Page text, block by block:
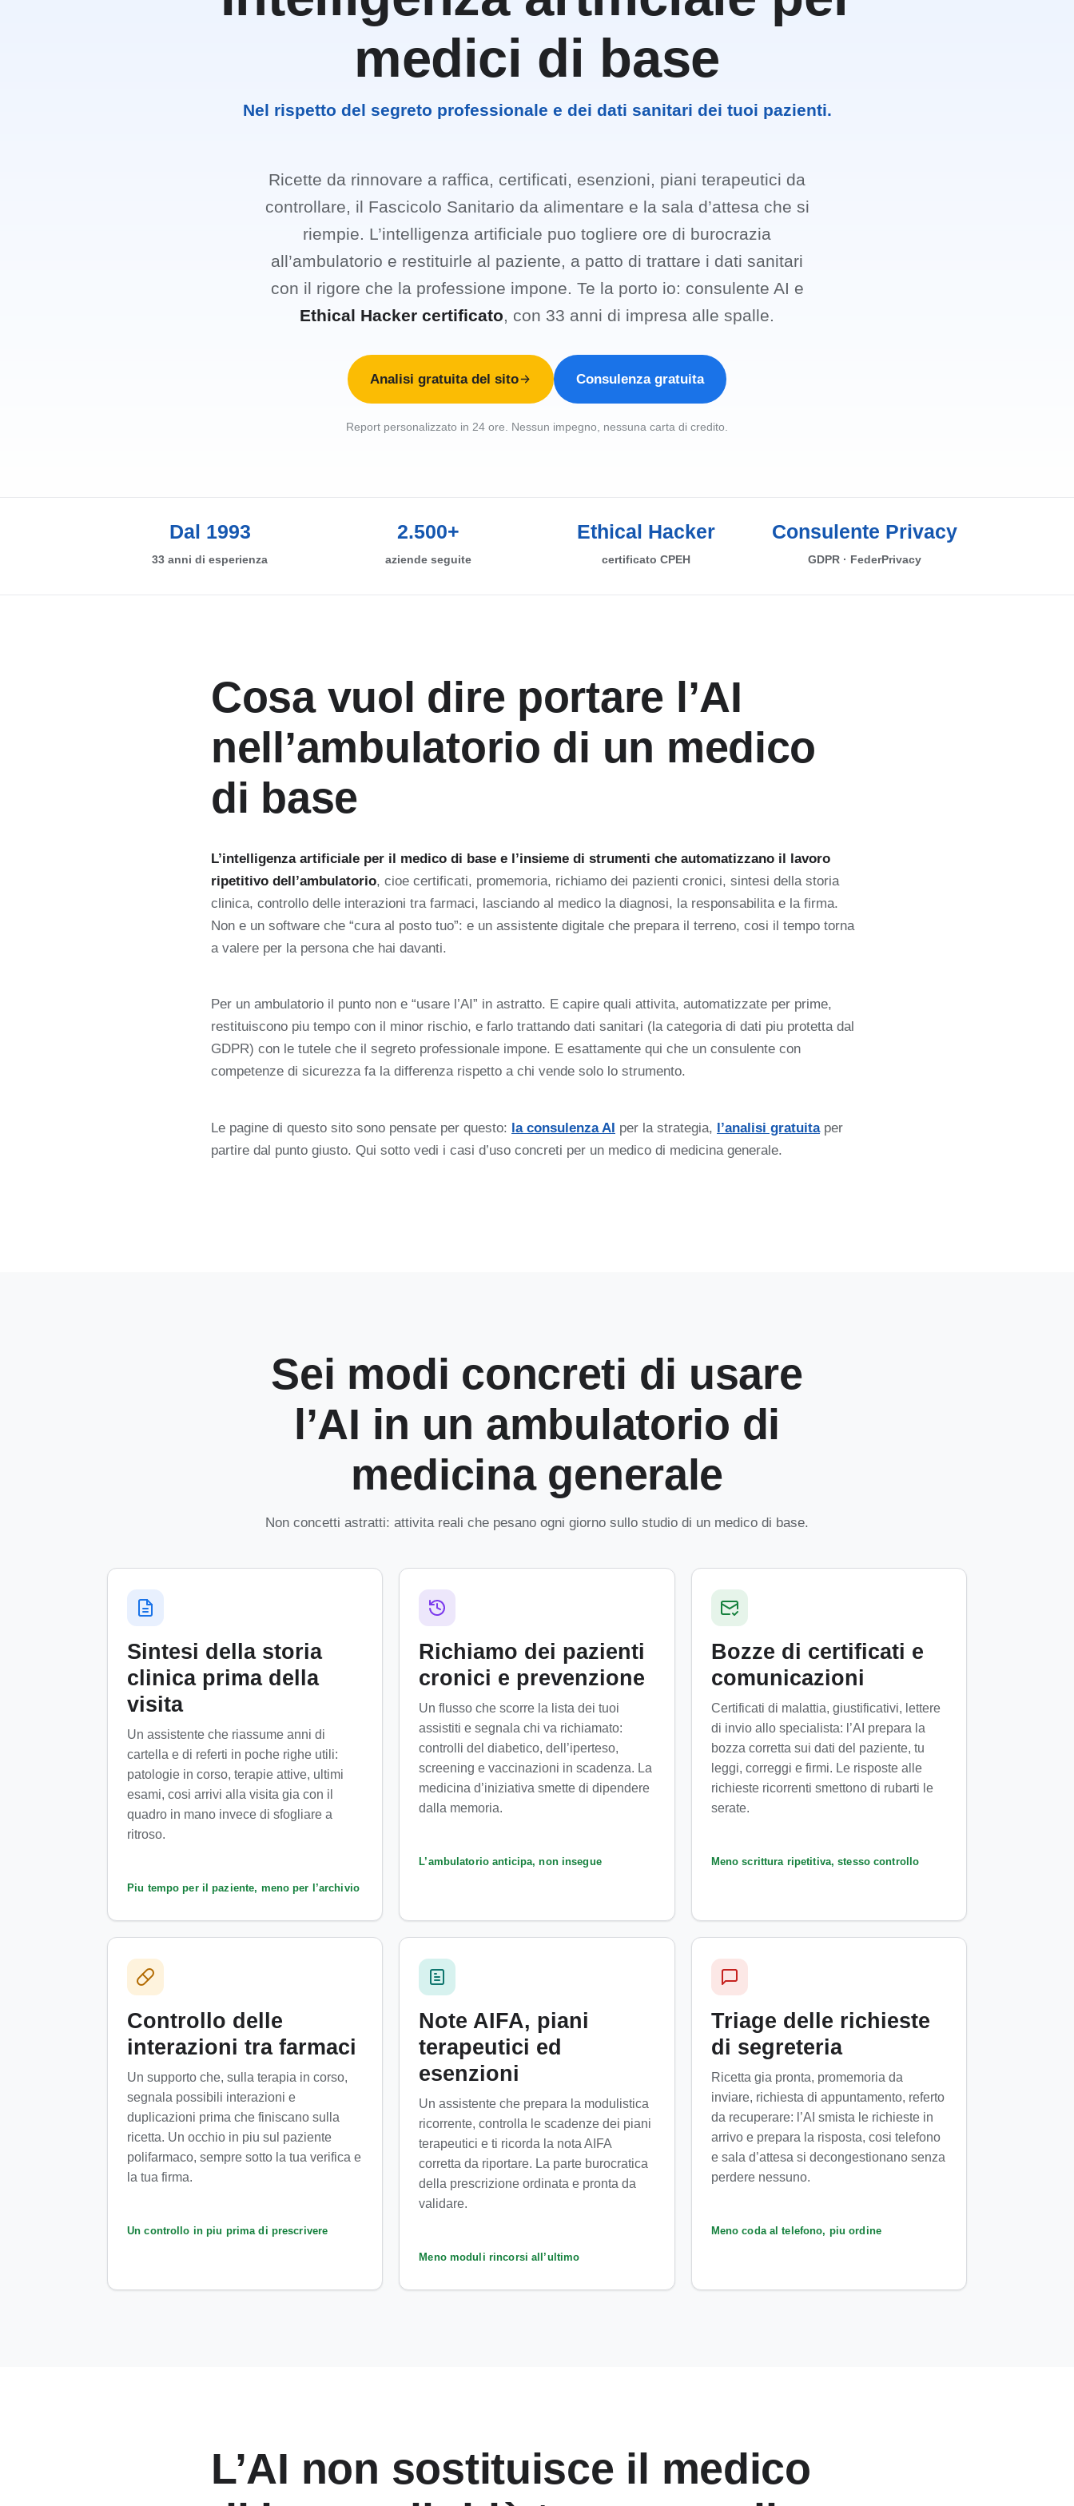
medici di base
Nel rispetto del segreto professionale e dei dati sanitari dei tuoi pazienti.
Ricette da rinnovare a raffica, certificati, esenzioni, piani terapeutici da
controllare, il Fascicolo Sanitario da alimentare e la sala d’attesa che si
riempie. L’intelligenza artificiale puo togliere ore di burocrazia
all’ambulatorio e restituirle al paziente, a patto di trattare i dati sanitari
con il rigore che la professione impone. Te la porto io: consulente AI e
Ethical Hacker certificato, con 33 anni di impresa alle spalle.
Analisi gratuita del sito Consulenza gratuita
Report personalizzato in 24 ore. Nessun impegno, nessuna carta di credito.
Dal 1993
33 anni di esperienza
2.500+
aziende seguite
Ethical Hacker
certificato CPEH
Consulente Privacy
GDPR · FederPrivacy
Cosa vuol dire portare l’AI
nell’ambulatorio di un medico
di base
L’intelligenza artificiale per il medico di base e l’insieme di strumenti che automatizzano il lavoro
ripetitivo dell’ambulatorio, cioe certificati, promemoria, richiamo dei pazienti cronici, sintesi della storia
clinica, controllo delle interazioni tra farmaci, lasciando al medico la diagnosi, la responsabilita e la firma.
Non e un software che “cura al posto tuo”: e un assistente digitale che prepara il terreno, cosi il tempo torna
a valere per la persona che hai davanti.
Per un ambulatorio il punto non e “usare l’AI” in astratto. E capire quali attivita, automatizzate per prime,
restituiscono piu tempo con il minor rischio, e farlo trattando dati sanitari (la categoria di dati piu protetta dal
GDPR) con le tutele che il segreto professionale impone. E esattamente qui che un consulente con
competenze di sicurezza fa la differenza rispetto a chi vende solo lo strumento.
Le pagine di questo sito sono pensate per questo: la consulenza AI per la strategia, l’analisi gratuitaper
partire dal punto giusto. Qui sotto vedi i casi d’uso concreti per un medico di medicina generale.
Sei modi concreti di usare
l’AI in un ambulatorio di
medicina generale
Non concetti astratti: attivita reali che pesano ogni giorno sullo studio di un medico di base.
Sintesi della storia
clinica prima della
visita
Un assistente che riassume anni di
cartella e di referti in poche righe utili:
patologie in corso, terapie attive, ultimi
esami, cosi arrivi alla visita gia con il
quadro in mano invece di sfogliare a
ritroso.
Piu tempo per il paziente, meno per l’archivio
Richiamo dei pazienti
cronici e prevenzione
Un flusso che scorre la lista dei tuoi
assistiti e segnala chi va richiamato:
controlli del diabetico, dell’iperteso,
screening e vaccinazioni in scadenza. La
medicina d’iniziativa smette di dipendere
dalla memoria.
L’ambulatorio anticipa, non insegue
Bozze di certificati e
comunicazioni
Certificati di malattia, giustificativi, lettere
di invio allo specialista: l’AI prepara la
bozza corretta sui dati del paziente, tu
leggi, correggi e firmi. Le risposte alle
richieste ricorrenti smettono di rubarti le
serate.
Meno scrittura ripetitiva, stesso controllo
Controllo delle
interazioni tra farmaci
Un supporto che, sulla terapia in corso,
segnala possibili interazioni e
duplicazioni prima che finiscano sulla
ricetta. Un occhio in piu sul paziente
polifarmaco, sempre sotto la tua verifica e
la tua firma.
Un controllo in piu prima di prescrivere
Note AIFA, piani
terapeutici ed
esenzioni
Un assistente che prepara la modulistica
ricorrente, controlla le scadenze dei piani
terapeutici e ti ricorda la nota AIFA
corretta da riportare. La parte burocratica
della prescrizione ordinata e pronta da
validare.
Meno moduli rincorsi all’ultimo
Triage delle richieste
di segreteria
Ricetta gia pronta, promemoria da
inviare, richiesta di appuntamento, referto
da recuperare: l’AI smista le richieste in
arrivo e prepara la risposta, cosi telefono
e sala d’attesa si decongestionano senza
perdere nessuno.
Meno coda al telefono, piu ordine
L’AI non sostituisce il medico